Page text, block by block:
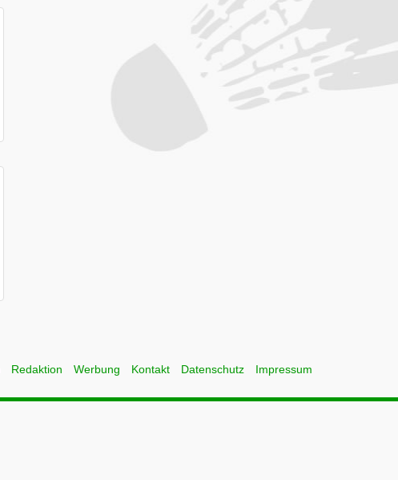
Redaktion Werbung Kontakt Datenschutz Impressum